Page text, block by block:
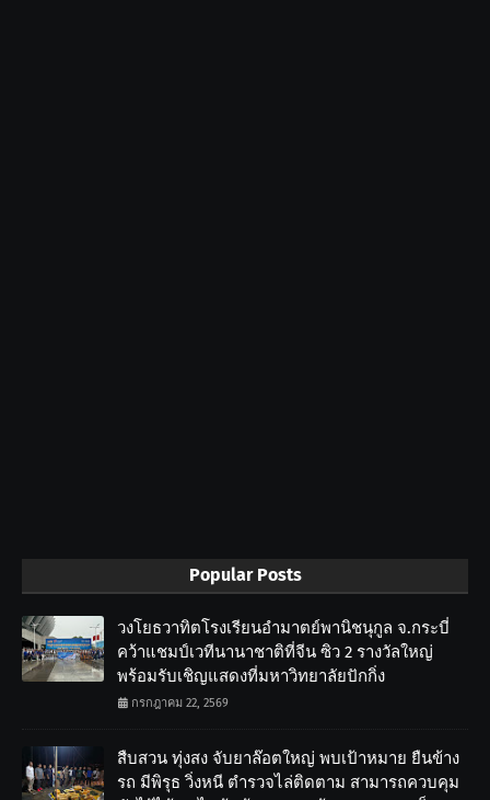
Popular Posts
วงโยธวาทิตโรงเรียนอำมาตย์พานิชนุกูล จ.กระบี่
คว้าแชมป์เวทีนานาชาติที่จีน ซิว 2 รางวัลใหญ่
พร้อมรับเชิญแสดงที่มหาวิทยาลัยปักกิ่ง
กรกฎาคม 22, 2569
สืบสวน ทุ่งสง จับยาล๊อตใหญ่ พบเป้าหมาย ยืนข้าง
รถ มีพิรุธ วิ่งหนี ตำรวจไล่ติดตาม สามารถควบคุม